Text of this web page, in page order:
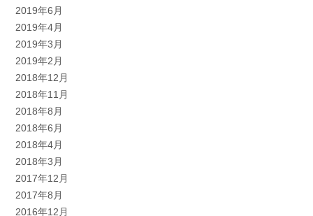
2019年6月
2019年4月
2019年3月
2019年2月
2018年12月
2018年11月
2018年8月
2018年6月
2018年4月
2018年3月
2017年12月
2017年8月
2016年12月